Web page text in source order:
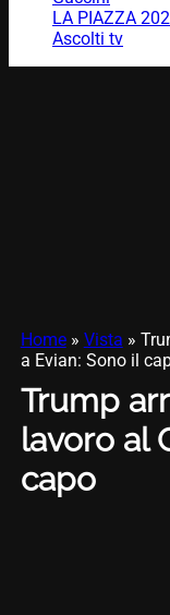
LA PIAZZA
Ascolti tv
Home» Vista »
a Evian: Sono il
Trump
lavoro al
capo